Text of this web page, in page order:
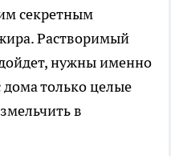
секретным
Растворимый
нужны именно
дома только целые
в